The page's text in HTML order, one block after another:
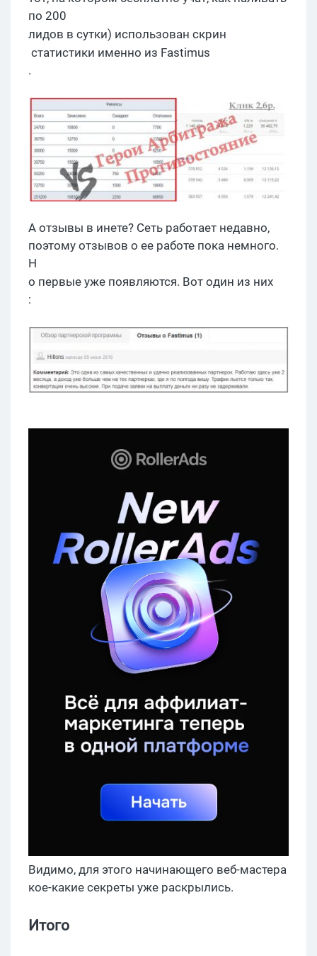
по 200
лидов в сутки) использован скрин
статистики именно из Fastimus
.
А отзывы в инете? Сеть работает недавно,
поэтому отзывов о ее работе пока немного.
Н
о первые уже появляются. Вот один из них
:
Видимо, для этого начинающего веб-мастера
кое-какие секреты уже раскрылись.
Итого